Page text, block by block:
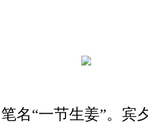
名“一节生姜”。宾